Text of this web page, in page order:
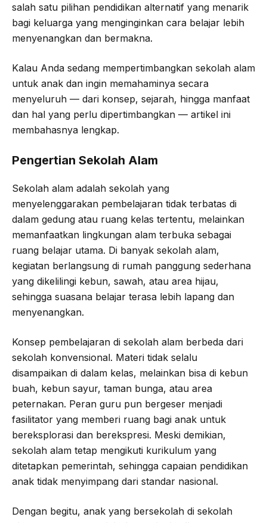
salah satu pilihan pendidikan alternatif yang menarik
bagi keluarga yang menginginkan cara belajar lebih
menyenangkan dan bermakna.
Kalau Anda sedang mempertimbangkan sekolah alam
untuk anak dan ingin memahaminya secara
menyeluruh — dari konsep, sejarah, hingga manfaat
dan hal yang perlu dipertimbangkan — artikel ini
membahasnya lengkap.
Pengertian Sekolah Alam
Sekolah alam adalah sekolah yang
menyelenggarakan pembelajaran tidak terbatas di
dalam gedung atau ruang kelas tertentu, melainkan
memanfaatkan lingkungan alam terbuka sebagai
ruang belajar utama. Di banyak sekolah alam,
kegiatan berlangsung di rumah panggung sederhana
yang dikelilingi kebun, sawah, atau area hijau,
sehingga suasana belajar terasa lebih lapang dan
menyenangkan.
Konsep pembelajaran di sekolah alam berbeda dari
sekolah konvensional. Materi tidak selalu
disampaikan di dalam kelas, melainkan bisa di kebun
buah, kebun sayur, taman bunga, atau area
peternakan. Peran guru pun bergeser menjadi
fasilitator yang memberi ruang bagi anak untuk
bereksplorasi dan berekspresi. Meski demikian,
sekolah alam tetap mengikuti kurikulum yang
ditetapkan pemerintah, sehingga capaian pendidikan
anak tidak menyimpang dari standar nasional.
Dengan begitu, anak yang bersekolah di sekolah